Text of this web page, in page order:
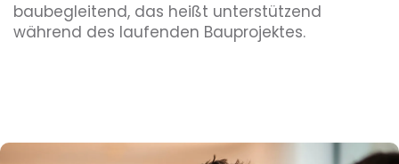
baubegleitend, das heißt unterstützend
während des laufenden Bauprojektes.